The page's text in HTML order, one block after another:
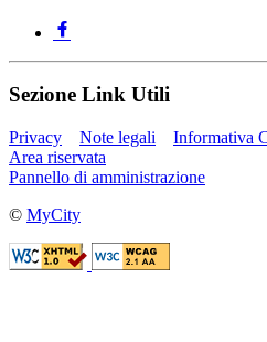
Sezione Link Utili
Privacy Note legali
Informativa
Area riservata
Pannello di amministrazione
© MyCity